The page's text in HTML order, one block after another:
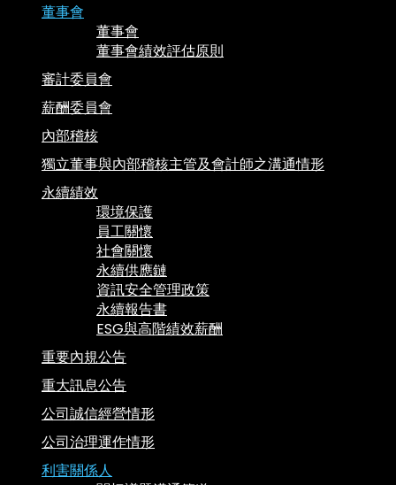
董事會
董事會
董事會績效評估原則
審計委員會
薪酬委員會
內部稽核
獨立董事與內部稽核主管及會計師之溝通情形
永續績效
環境保護
員工關懷
社會關懷
永續供應鏈
資訊安全管理政策
永續報告書
ESG與高階績效薪酬
重要內規公告
重大訊息公告
公司誠信經營情形
公司治理運作情形
利害關係人